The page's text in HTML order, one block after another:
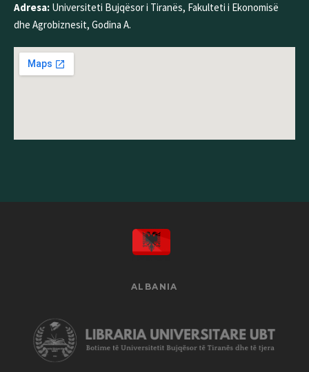
Adresa: Universiteti Bujqësor i Tiranës, Fakulteti i Ekonomisë
dhe Agrobiznesit, Godina A.
ALBANIA